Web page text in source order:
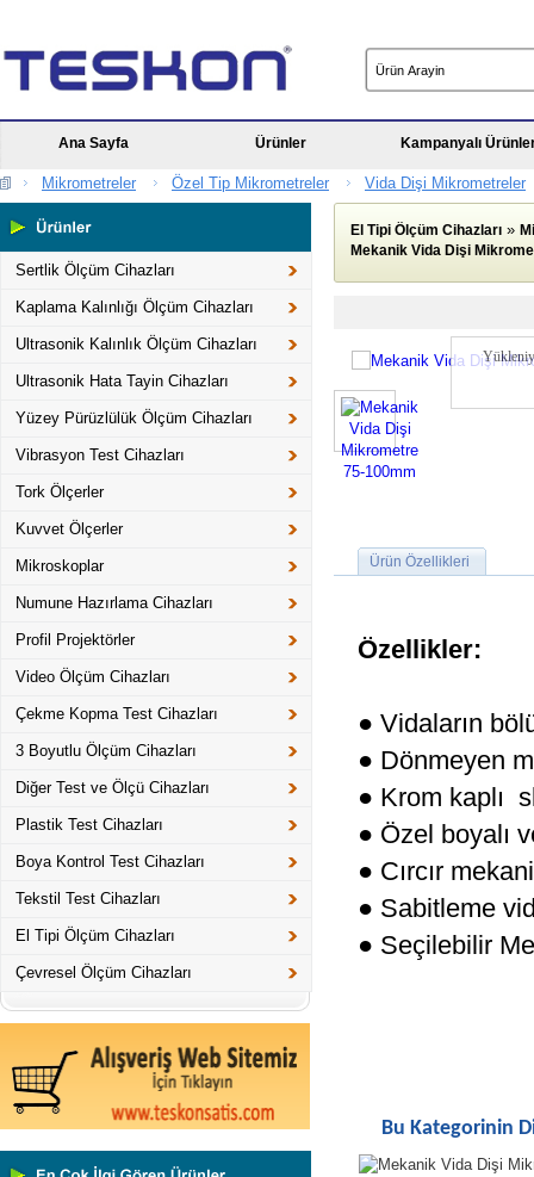
Ana Sayfa Ürünler Kampanyalı
Mikrometreler Özel Tip Mikrometreler Vida Dişi Mikrometreler
Sertlik Ölçüm Cihazları
Kaplama Kalınlığı Ölçüm Cihazları
Ultrasonik Kalınlık Ölçüm Cihazları
Ultrasonik Hata Tayin Cihazları
Yüzey Pürüzlülük Ölçüm Cihazları
Vibrasyon Test Cihazları
Tork Ölçerler
Kuvvet Ölçerler
Mikroskoplar
Numune Hazırlama Cihazları
Profil Projektörler
Video Ölçüm Cihazları
Çekme Kopma Test Cihazları
3 Boyutlu Ölçüm Cihazları
Diğer Test ve Ölçü Cihazları
Plastik Test Cihazları
Boya Kontrol Test Cihazları
Tekstil Test Cihazları
El Tipi Ölçüm Cihazları
Çevresel Ölçüm Cihazları
El Tipi Ölçüm Cihazları »
Mekanik Vida Dişi
Ürün Özellikleri
Özellikler:
● Vidaların
● Dönmeyen
● Krom kaplı
● Özel boyalı
● Cırcır
● Sabitleme
● Seçilebilir
Bu Kategorinin